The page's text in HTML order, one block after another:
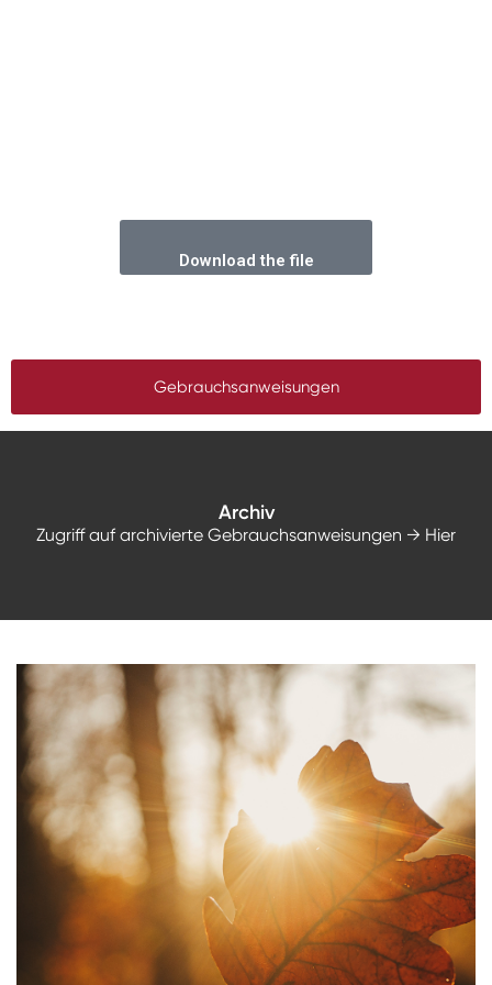
Download the file
Gebrauchsanweisungen
Archiv
Zugriff auf archivierte Gebrauchsanweisungen → Hier